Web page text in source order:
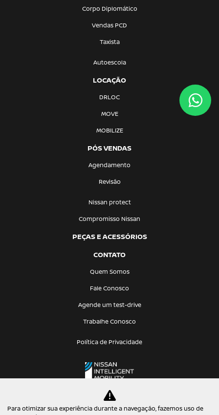
Corpo Diplomático
Vendas PCD
Taxista
Autoescola
LOCAÇÃO
DRLOC
MOVE
MOBILIZE
PÓS VENDAS
Agendamento
Revisão
Nissan protect
Compromisso Nissan
PEÇAS E ACESSÓRIOS
CONTATO
Quem Somos
Fale Conosco
Agende um test-drive
Trabalhe Conosco
Política de Privacidade
Para otimizar sua experiência durante a navegação, fazemos uso de